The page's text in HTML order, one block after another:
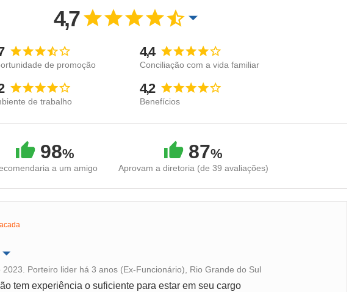
4,7
de promoção
4,4
Conciliação com a vida familiar
de trabalho
4,2
Benefícios
98%
a um amigo
87%
Aprovam a diretoria (de 39 avaliações)
promoção Conciliação com a vida familiar
2023. Porteiro lider há 3 anos (Ex-Funcionário), Rio Grande do Sul
tem experiência o suficiente para estar em seu cargo